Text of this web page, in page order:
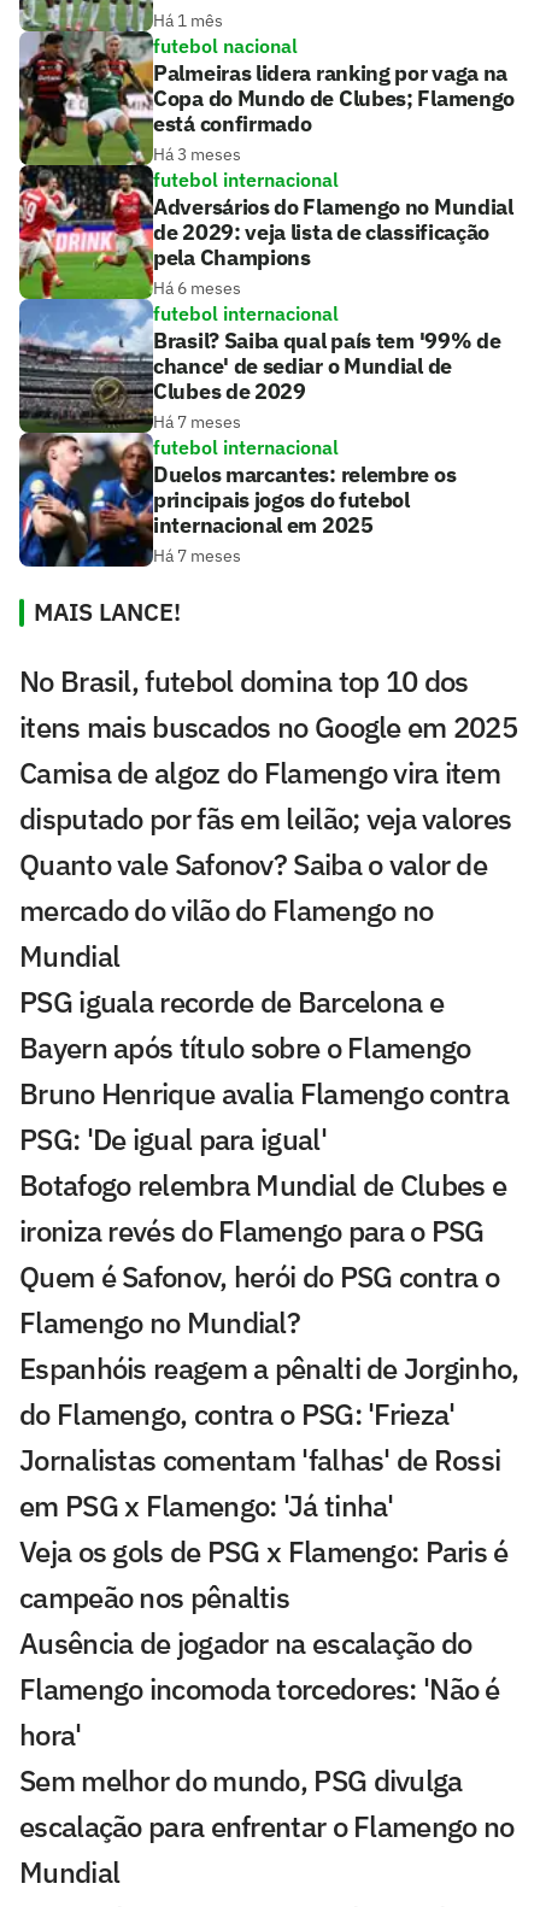
Há 1 mês
futebol nacional
Palmeiras lidera ranking por vaga na
Copa do Mundo de Clubes; Flamengo
está confirmado
Há 3 meses
futebol internacional
Adversários do Flamengo no Mundial
de 2029: veja lista de classificação
pela Champions
Há 6 meses
futebol internacional
Brasil? Saiba qual país tem '99% de
chance' de sediar o Mundial de
Clubes de 2029
Há 7 meses
futebol internacional
Duelos marcantes: relembre os
principais jogos do futebol
internacional em 2025
Há 7 meses
MAIS LANCE!
No Brasil, futebol domina top 10 dos
itens mais buscados no Google em 2025
Camisa de algoz do Flamengo vira item
disputado por fãs em leilão; veja valores
Quanto vale Safonov? Saiba o valor de
mercado do vilão do Flamengo no
Mundial
PSG iguala recorde de Barcelona e
Bayern após título sobre o Flamengo
Bruno Henrique avalia Flamengo contra
PSG: 'De igual para igual'
Botafogo relembra Mundial de Clubes e
ironiza revés do Flamengo para o PSG
Quem é Safonov, herói do PSG contra o
Flamengo no Mundial?
Espanhóis reagem a pênalti de Jorginho,
do Flamengo, contra o PSG: 'Frieza'
Jornalistas comentam 'falhas' de Rossi
em PSG x Flamengo: 'Já tinha'
Veja os gols de PSG x Flamengo: Paris é
campeão nos pênaltis
Ausência de jogador na escalação do
Flamengo incomoda torcedores: 'Não é
hora'
Sem melhor do mundo, PSG divulga
escalação para enfrentar o Flamengo no
Mundial